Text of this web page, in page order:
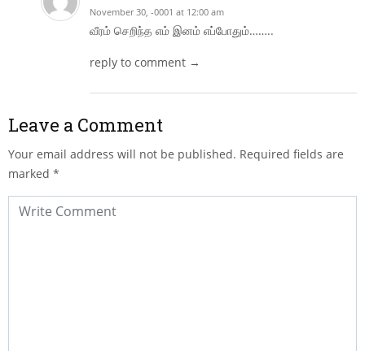
November 30, -0001 at 12:00 am
வீரம் செறிந்த எம் இனம் எப்போதும்……..
reply to comment →
Leave a Comment
Your email address will not be published. Required fields are
marked *